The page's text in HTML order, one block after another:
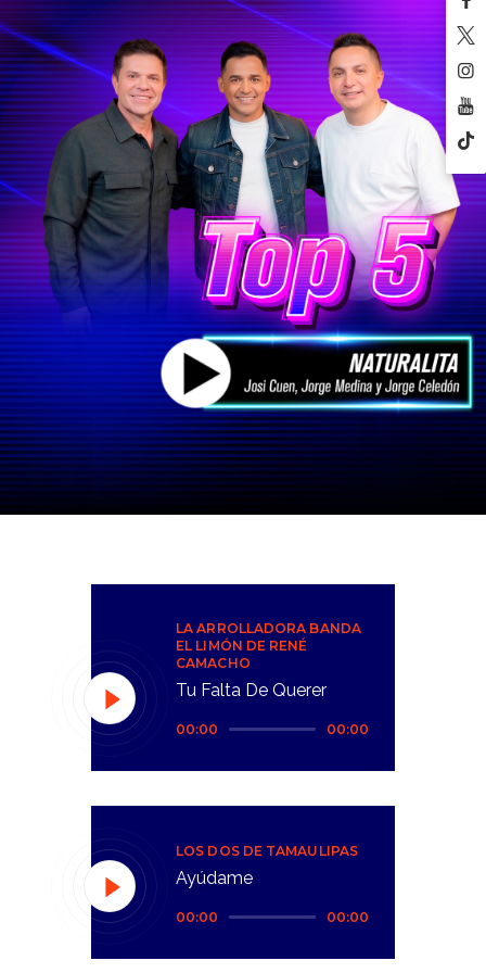
LA ARROLLADORA BANDA
EL LIMÓN DE RENÉ
CAMACHO
Tu Falta De Querer
Reproductor
audio
00:00 00:00
LOS DOS DE TAMAULIPAS
Ayúdame
audio
00:00 00:00